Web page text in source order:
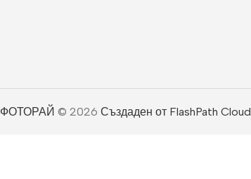
ФОТОРАЙ © 2026 Създаден от FlashPath Cloud